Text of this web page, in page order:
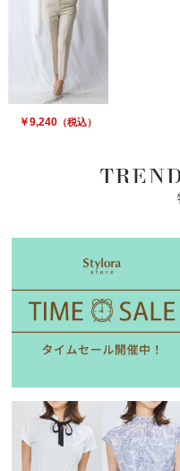
￥9,240 （税込）